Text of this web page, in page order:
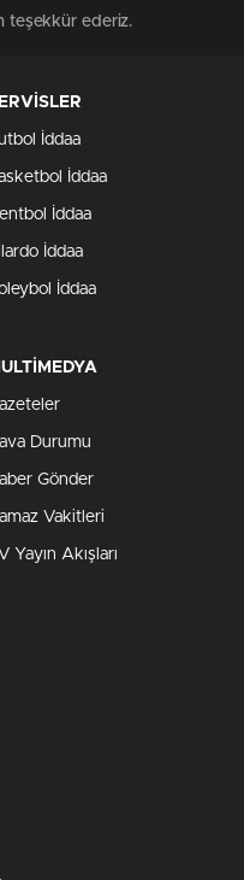
08:00 | 120 Dakika
07:00
Bircan Bali ile Sabah
07:00 |
07:00 |
TRT HABER'de Dün
teşekkür ederiz.
İddaa
İddaa
İddaa
İddaa
İddaa
Durumu
Gönder
Vakitleri
Yayın Akışları